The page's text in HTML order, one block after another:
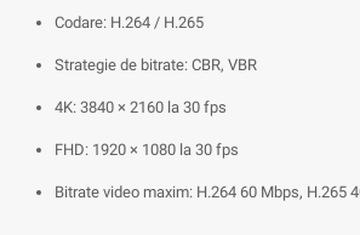
Codare: H.264 / H.265
Strategie de bitrate: CBR, VBR
4K: 3840 × 2160 la 30 fps
FHD: 1920 × 1080 la 30 fps
Bitrate video maxim: H.264 60 Mbps, H.265